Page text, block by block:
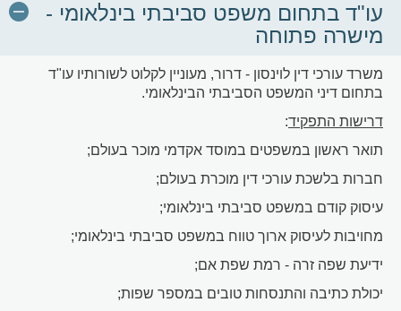
עו"ד בתחום משפט סביבתי בינלאומי -
מישרה פתוחה
משרד עורכי דין לוינסון - דרור, מעוניין לקלוט לשורותיו עו"ד
בתחום דיני המשפט הסביבתי הבינלאומי.
דרישות התפקיד:
תואר ראשון במשפטים במוסד אקדמי מוכר בעולם;
חברות בלשכת עורכי דין מוכרת בעולם;
עיסוק קודם במשפט סביבתי בינלאומי;
מחויבות לעיסוק ארוך טווח במשפט סביבתי בינלאומי;
ידיעת שפה זרה - רמת שפת אם;
יכולת כתיבה והתנסחות טובים במספר שפות;